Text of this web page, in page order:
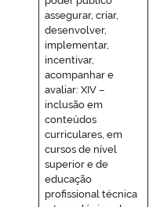
assegurar, criar,
desenvolver,
implementar,
incentivar,
acompanhar e
avaliar: XIV –
inclusão em
conteúdos
curriculares, em
cursos de nível
superior e de
educação
profissional técnica